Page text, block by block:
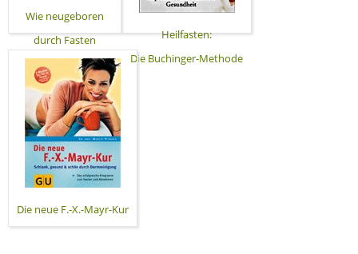
Wie neugeboren
durch Fasten
Heilfasten:
Die Buchinger-Methode
Die neue F.-X.-Mayr-Kur